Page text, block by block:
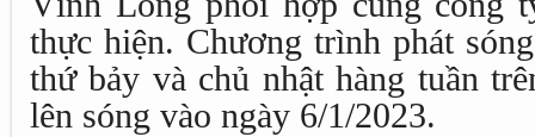
thực hiện. Chương trình phát
thứ bảy và chủ nhật hàng tuần
lên sóng vào ngày 6/1/2023.